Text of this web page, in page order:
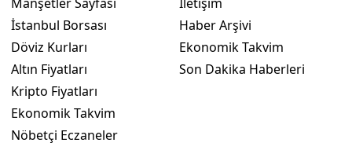
İstanbul Borsası
Döviz Kurları
Altın Fiyatları
Kripto Fiyatları
Ekonomik Takvim
Nöbetçi Eczaneler
Haber Arşivi
Ekonomik Takvim
Son Dakika Haberleri